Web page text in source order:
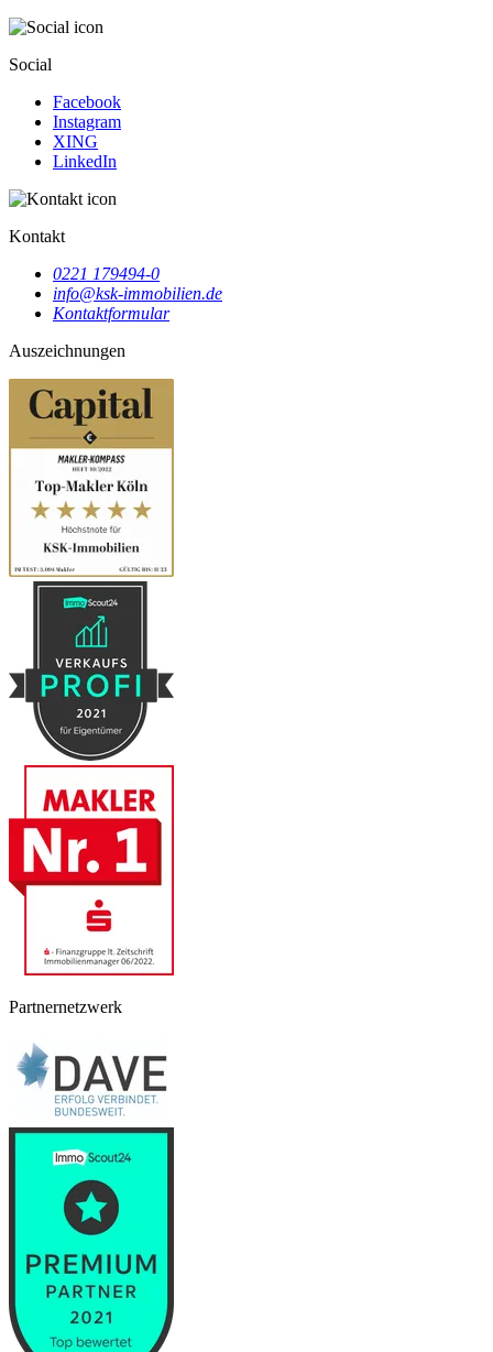
Social
Facebook
Instagram
XING
LinkedIn
Kontakt
0221 179494-0
info@ksk-immobilien.de
Kontaktformular
Auszeichnungen
Partnernetzwerk